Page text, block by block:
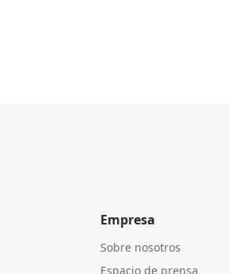
Empresa
Sobre nosotros
Espacio de prensa